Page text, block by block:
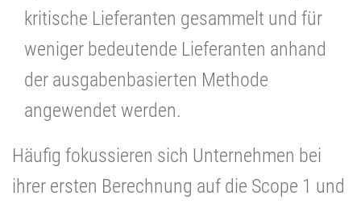
kritische Lieferanten gesammelt und für
weniger bedeutende Lieferanten anhand
der ausgabenbasierten Methode
angewendet werden.
Häufig fokussieren sich Unternehmen bei
ihrer ersten Berechnung auf die Scope 1 und